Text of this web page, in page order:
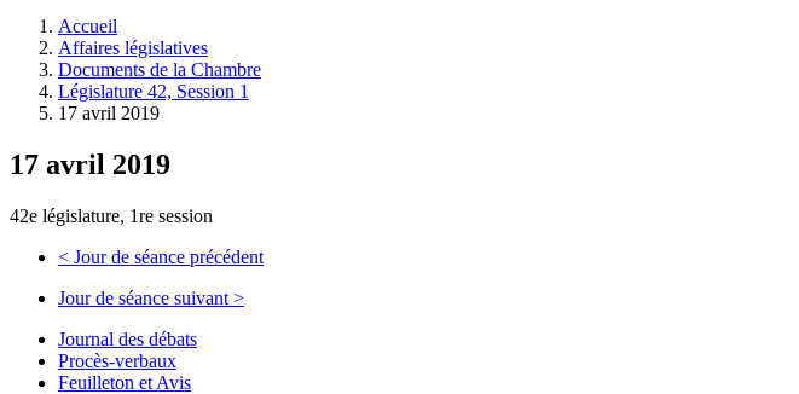
l'Assemblée
législative.
Accueil
Affaires législatives
Documents de la Chambre
Législature 42, Session 1
17 avril 2019
17 avril 2019
42e législature, 1re session
< Jour de séance précédent
Jour de séance suivant >
Journal des débats
Procès-verbaux
Feuilleton et Avis